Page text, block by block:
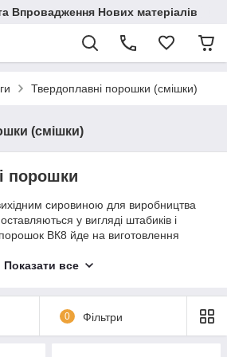
Впровадження Нових матеріалів
Твердоплавні порошки (смішки)
(смішки)
порошки
сировиною для виробництва
у вигляді штабиків і
ВК8 йде на виготовлення
порошкової металургії. Базова
виглядає наступним чином:
-> спечення.
Показати все
0 Фільтри